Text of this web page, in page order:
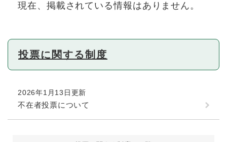
現在、掲載されている情報はありません。
投票に関する制度
2026年1月13日更新
不在者投票について